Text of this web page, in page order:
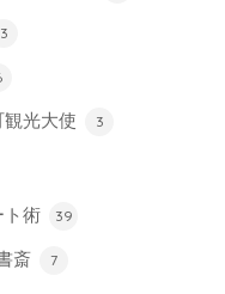
3
光大使 3
ト術 39
斎 7